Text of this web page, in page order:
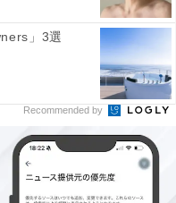
」3選
Recommended by